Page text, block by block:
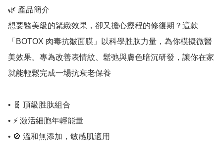
🌿 產品簡介
想要醫美級的緊緻效果，卻又擔心療程的修復期？這款
「BOTOX 肉毒抗皺面膜」以科學胜肽力量，為你模擬微醫
美效果。專為改善表情紋、鬆弛與膚色暗沉研發，讓你在家
就能輕鬆完成一場抗衰老保養
• 🧬 頂級胜肽組合
• ⚡️ 激活細胞年輕能量
• 🚫 溫和無添加，敏感肌適用